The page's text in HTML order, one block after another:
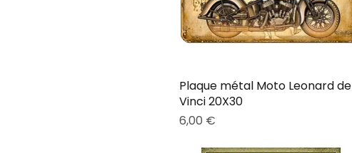
Plaque métal Moto Leonard de
Vinci 20X30
Prix
6,00 €